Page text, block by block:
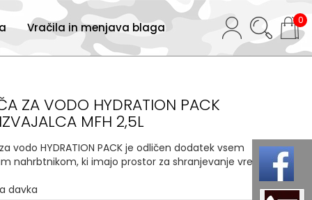
0
Vračila in menjava blaga
ZA VODO HYDRATION PACK
MFH 2,5L
vodo HYDRATION PACK je odličen dodatek vsem
nahrbtnikom, ki imajo prostor za shranjevanje vreče.
davka
22 %